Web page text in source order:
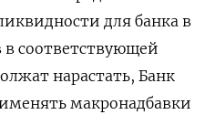
для банка в
в соответствующей
нарастать, Банк
макронадбавки